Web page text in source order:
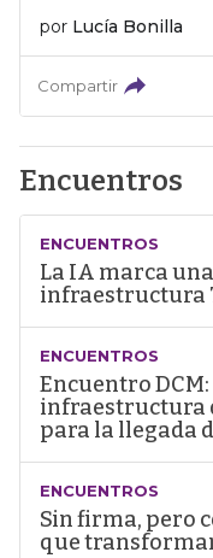
por Lucía Bonilla
Compartir
Encuentros
ENCUENTROS
La IA marca
infraestructura
ENCUENTROS
Encuentro
infraestructura
para la llegada
ENCUENTROS
Sin firma, pero
que